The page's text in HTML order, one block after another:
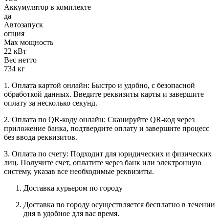
Аккумулятор в комплекте
да
Автозапуск
опция
Max мощность
22 кВт
Вес нетто
734 кг
1. Оплата картой онлайн: Быстро и удобно, с безопасной
обработкой данных. Введите реквизиты карты и завершите
оплату за несколько секунд.
2. Оплата по QR-коду онлайн: Сканируйте QR-код через
приложение банка, подтвердите оплату и завершите процесс
без ввода реквизитов.
3. Оплата по счету: Подходит для юридических и физических
лиц. Получите счет, оплатите через банк или электронную
систему, указав все необходимые реквизиты.
Доставка курьером по городу
Доставка по городу осуществляется бесплатно в течении
дня в удобное для вас время.